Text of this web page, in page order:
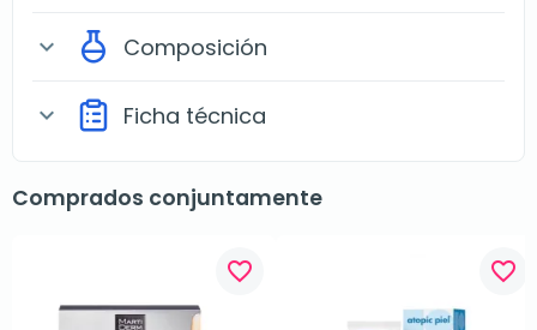
expand_more Composición
expand_more Ficha técnica
Comprados conjuntamente
favorite_border favorite_border